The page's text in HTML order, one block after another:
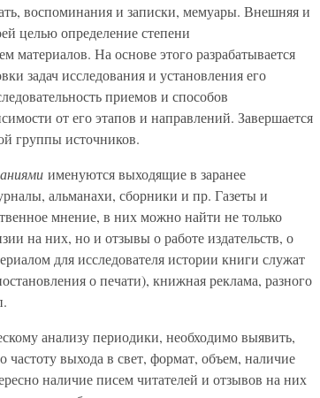
воспоминания и записки, мемуары. Внешняя и
целью определение степени
материалов. На основе этого разрабатывается
задач исследования и установления его
приемов и способов
от его этапов и направлений. Завершается
группы источников.
именуются выходящие в заранее
альманахи, сборники и пр. Газеты и
мнение, в них можно найти не только
на них, но и отзывы о работе издательств, о
для исследователя истории книги служат
о печати), книжная реклама, разного
анализу периодики, необходимо выявить,
частоту выхода в свет, формат, объем, наличие
наличие писем читателей и отзывов на них